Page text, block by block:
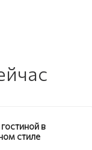
в
стиле